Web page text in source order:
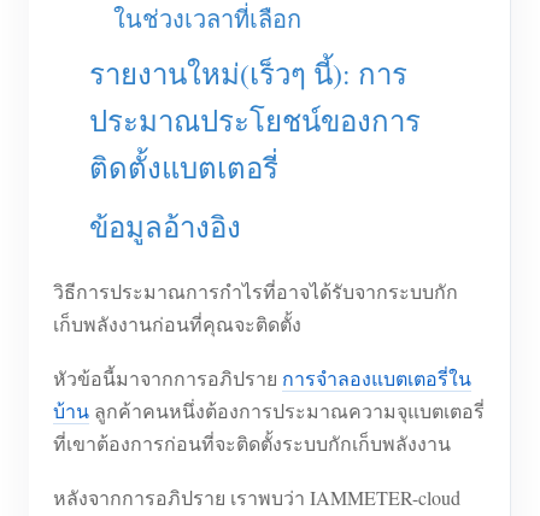
ข่าวสาร
ฟอรัม
App Store
สำรวจเว็บไซต์
อันดับ PV
ในช่วงเวลาที่เลือก
รายงานใหม่(เร็วๆ นี้): การ
ประมาณประโยชน์ของการ
ติดตั้งแบตเตอรี่
ข้อมูลอ้างอิง
วิธีการประมาณการกำไรที่อาจได้รับจากระบบกัก
เก็บพลังงานก่อนที่คุณจะติดตั้ง
หัวข้อนี้มาจากการอภิปราย การจำลองแบตเตอรี่ใน
บ้าน ลูกค้าคนหนึ่งต้องการประมาณความจุแบตเตอรี่
ที่เขาต้องการก่อนที่จะติดตั้งระบบกักเก็บพลังงาน
หลังจากการอภิปราย เราพบว่า IAMMETER-cloud